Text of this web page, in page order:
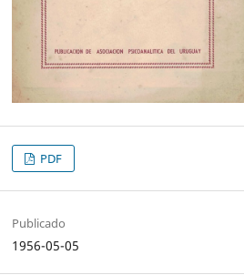
PDF
Publicado
1956-05-05